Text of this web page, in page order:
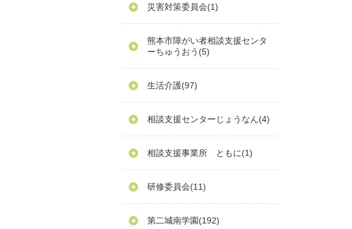
災害対策委員会(1)
熊本市障がい者相談支援センタ
ーちゅうおう (5)
生活介護(97)
相談支援センターじょうなん(4)
相談支援事業所 ともに(1)
研修委員会(11)
第二城南学園(192)